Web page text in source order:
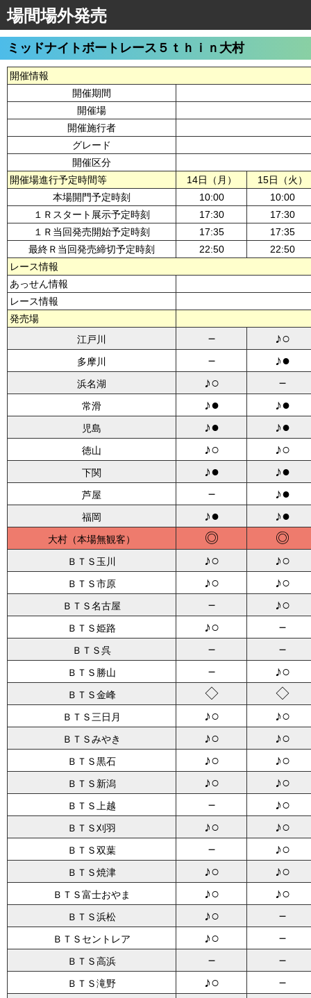
場間場外発売
ミッドナイトボートレース５ｔｈｉｎ大村
開催情報
開催期間
開催場
開催施行者
グレード
開催区分
開催場進行予定時間等
14日（月）
15日（火）
本場開門予定時刻
10:00
10:00
１Ｒスタート展示予定時刻
17:30
17:30
１Ｒ当回発売開始予定時刻
17:35
17:35
最終Ｒ当回発売締切予定時刻
22:50
22:50
レース情報
あっせん情報
レース情報
発売場
江戸川
－ ♪○
多摩川 － ♪●
浜名湖 ♪○ －
常滑 ♪● ♪●
児島 ♪● ♪●
徳山 ♪○ ♪○
下関 ♪● ♪●
芦屋 － ♪●
福岡 ♪● ♪●
大村 ◎ ◎
ＢＴＳ玉川 ♪○ ♪○
ＢＴＳ市原 ♪○ ♪○
ＢＴＳ名古屋 － ♪○
ＢＴＳ姫路 ♪○ －
ＢＴＳ呉 － －
ＢＴＳ勝山 － ♪○
ＢＴＳ金峰 ◇ ◇
ＢＴＳ三日月 ♪○ ♪○
ＢＴＳみやき ♪○ ♪○
ＢＴＳ黒石 ♪○ ♪○
ＢＴＳ新潟 ♪○ ♪○
ＢＴＳ上越 － ♪○
ＢＴＳ刈羽 ♪○ ♪○
ＢＴＳ双葉 － ♪○
ＢＴＳ焼津 ♪○ ♪○
ＢＴＳ富士おやま ♪○ ♪○
ＢＴＳ浜松 ♪○ －
ＢＴＳセントレア ♪○ －
ＢＴＳ高浜 － －
ＢＴＳ滝野 ♪○ －